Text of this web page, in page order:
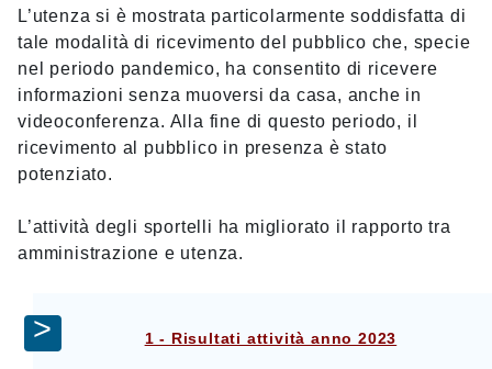
L’utenza si è mostrata particolarmente soddisfatta di
tale modalità di ricevimento del pubblico che, specie
nel periodo pandemico, ha consentito di ricevere
informazioni senza muoversi da casa, anche in
videoconferenza. Alla fine di questo periodo, il
ricevimento al pubblico in presenza è stato
potenziato.
L’attività degli sportelli ha migliorato il rapporto tra
amministrazione e utenza.
1 - Risultati attività anno 2023